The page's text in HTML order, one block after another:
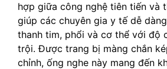
hợp giữa công nghệ tiên tiến và
giúp các chuyên gia y tế dễ
thanh tim, phổi và cơ thể với độ
trội. Được trang bị màng chắn
chỉnh, ống nghe này mang đến